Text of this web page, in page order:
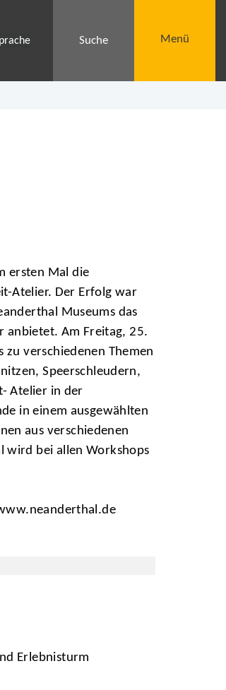
Suche Menü
ersten Mal die
Atelier. Der Erfolg war
Museums das
anbietet. Am Freitag, 25.
verschiedenen Themen
Speerschleudern,
Atelier in der
in einem ausgewählten
aus verschiedenen
wird bei allen Workshops
Erlebnisturm